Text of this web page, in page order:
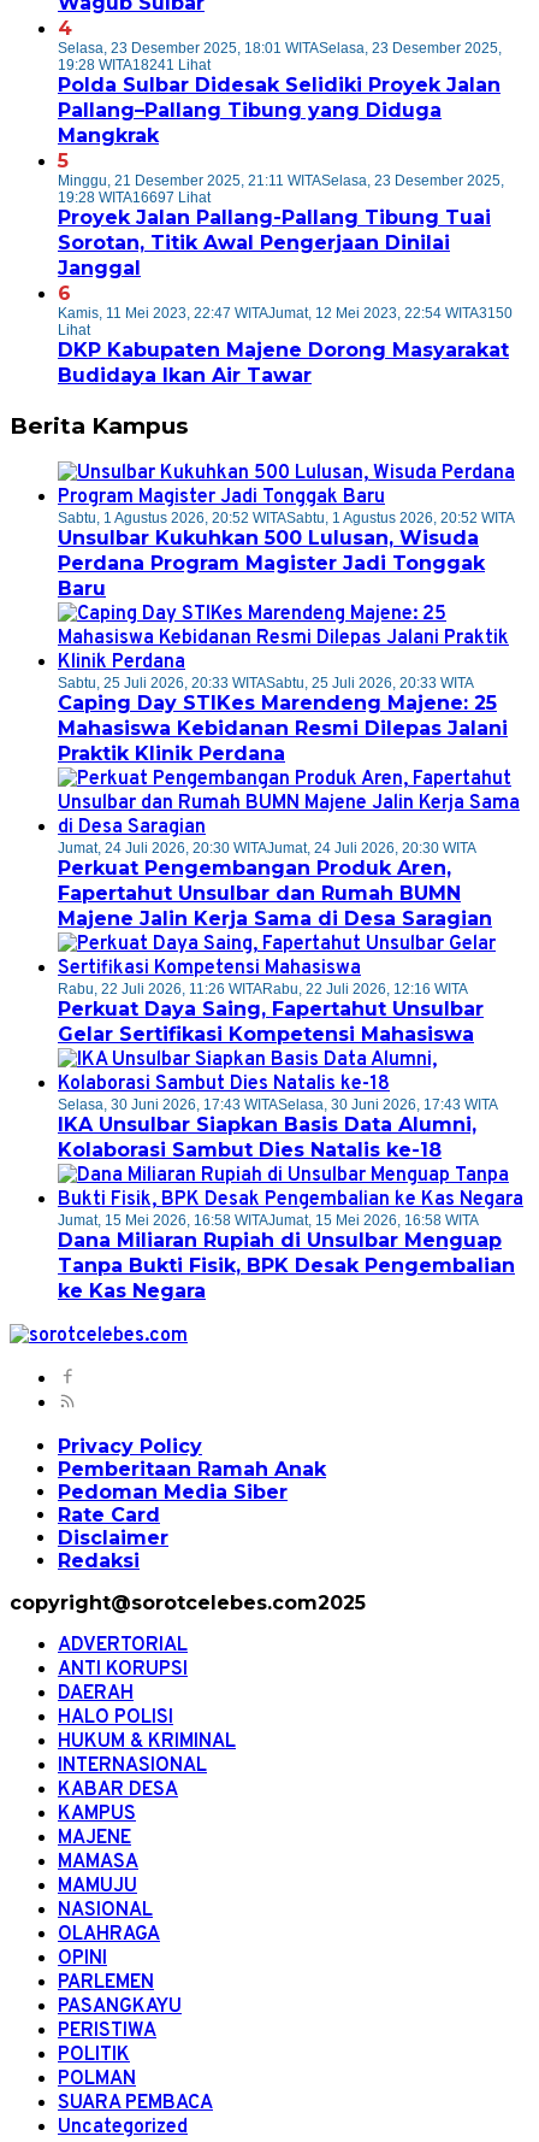
4
Selasa, 23 Desember 2025, 18:01 WITASelasa, 23 Desember 2025,
19:28 WITA18241 Lihat
Polda Sulbar Didesak Selidiki Proyek Jalan
Pallang–Pallang Tibung yang Diduga
Mangkrak
5
Minggu, 21 Desember 2025, 21:11 WITASelasa, 23 Desember 2025,
19:28 WITA16697 Lihat
Proyek Jalan Pallang-Pallang Tibung Tuai
Sorotan, Titik Awal Pengerjaan Dinilai
Janggal
6
Kamis, 11 Mei 2023, 22:47 WITAJumat, 12 Mei 2023, 22:54 WITA3150
Lihat
DKP Kabupaten Majene Dorong Masyarakat
Budidaya Ikan Air Tawar
Berita Kampus
Sabtu, 1 Agustus 2026, 20:52 WITASabtu, 1 Agustus 2026, 20:52 WITA
Unsulbar Kukuhkan 500 Lulusan, Wisuda
Perdana Program Magister Jadi Tonggak
Baru
Sabtu, 25 Juli 2026, 20:33 WITASabtu, 25 Juli 2026, 20:33 WITA
Caping Day STIKes Marendeng Majene: 25
Mahasiswa Kebidanan Resmi Dilepas Jalani
Praktik Klinik Perdana
Jumat, 24 Juli 2026, 20:30 WITAJumat, 24 Juli 2026, 20:30 WITA
Perkuat Pengembangan Produk Aren,
Fapertahut Unsulbar dan Rumah BUMN
Majene Jalin Kerja Sama di Desa Saragian
Rabu, 22 Juli 2026, 11:26 WITARabu, 22 Juli 2026, 12:16 WITA
Perkuat Daya Saing, Fapertahut Unsulbar
Gelar Sertifikasi Kompetensi Mahasiswa
Selasa, 30 Juni 2026, 17:43 WITASelasa, 30 Juni 2026, 17:43 WITA
IKA Unsulbar Siapkan Basis Data Alumni,
Kolaborasi Sambut Dies Natalis ke-18
Jumat, 15 Mei 2026, 16:58 WITAJumat, 15 Mei 2026, 16:58 WITA
Dana Miliaran Rupiah di Unsulbar Menguap
Tanpa Bukti Fisik, BPK Desak Pengembalian
ke Kas Negara
Privacy Policy
Pemberitaan Ramah Anak
Pedoman Media Siber
Rate Card
Disclaimer
Redaksi
copyright@sorotcelebes.com2025
ADVERTORIAL
ANTI KORUPSI
DAERAH
HALO POLISI
HUKUM & KRIMINAL
INTERNASIONAL
KABAR DESA
KAMPUS
MAJENE
MAMASA
MAMUJU
NASIONAL
OLAHRAGA
OPINI
PARLEMEN
PASANGKAYU
PERISTIWA
POLITIK
POLMAN
SUARA PEMBACA
Uncategorized